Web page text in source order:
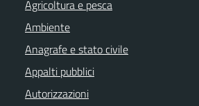
Agricoltura e pesca
Ambiente
Anagrafe e stato civile
Appalti pubblici
Autorizzazioni